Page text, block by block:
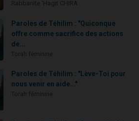
Paroles de Téhilim : "Quiconque
offre comme sacrifice des actions
de...
Paroles de Téhilim : "Lève-Toi pour
nous venir en aide..."